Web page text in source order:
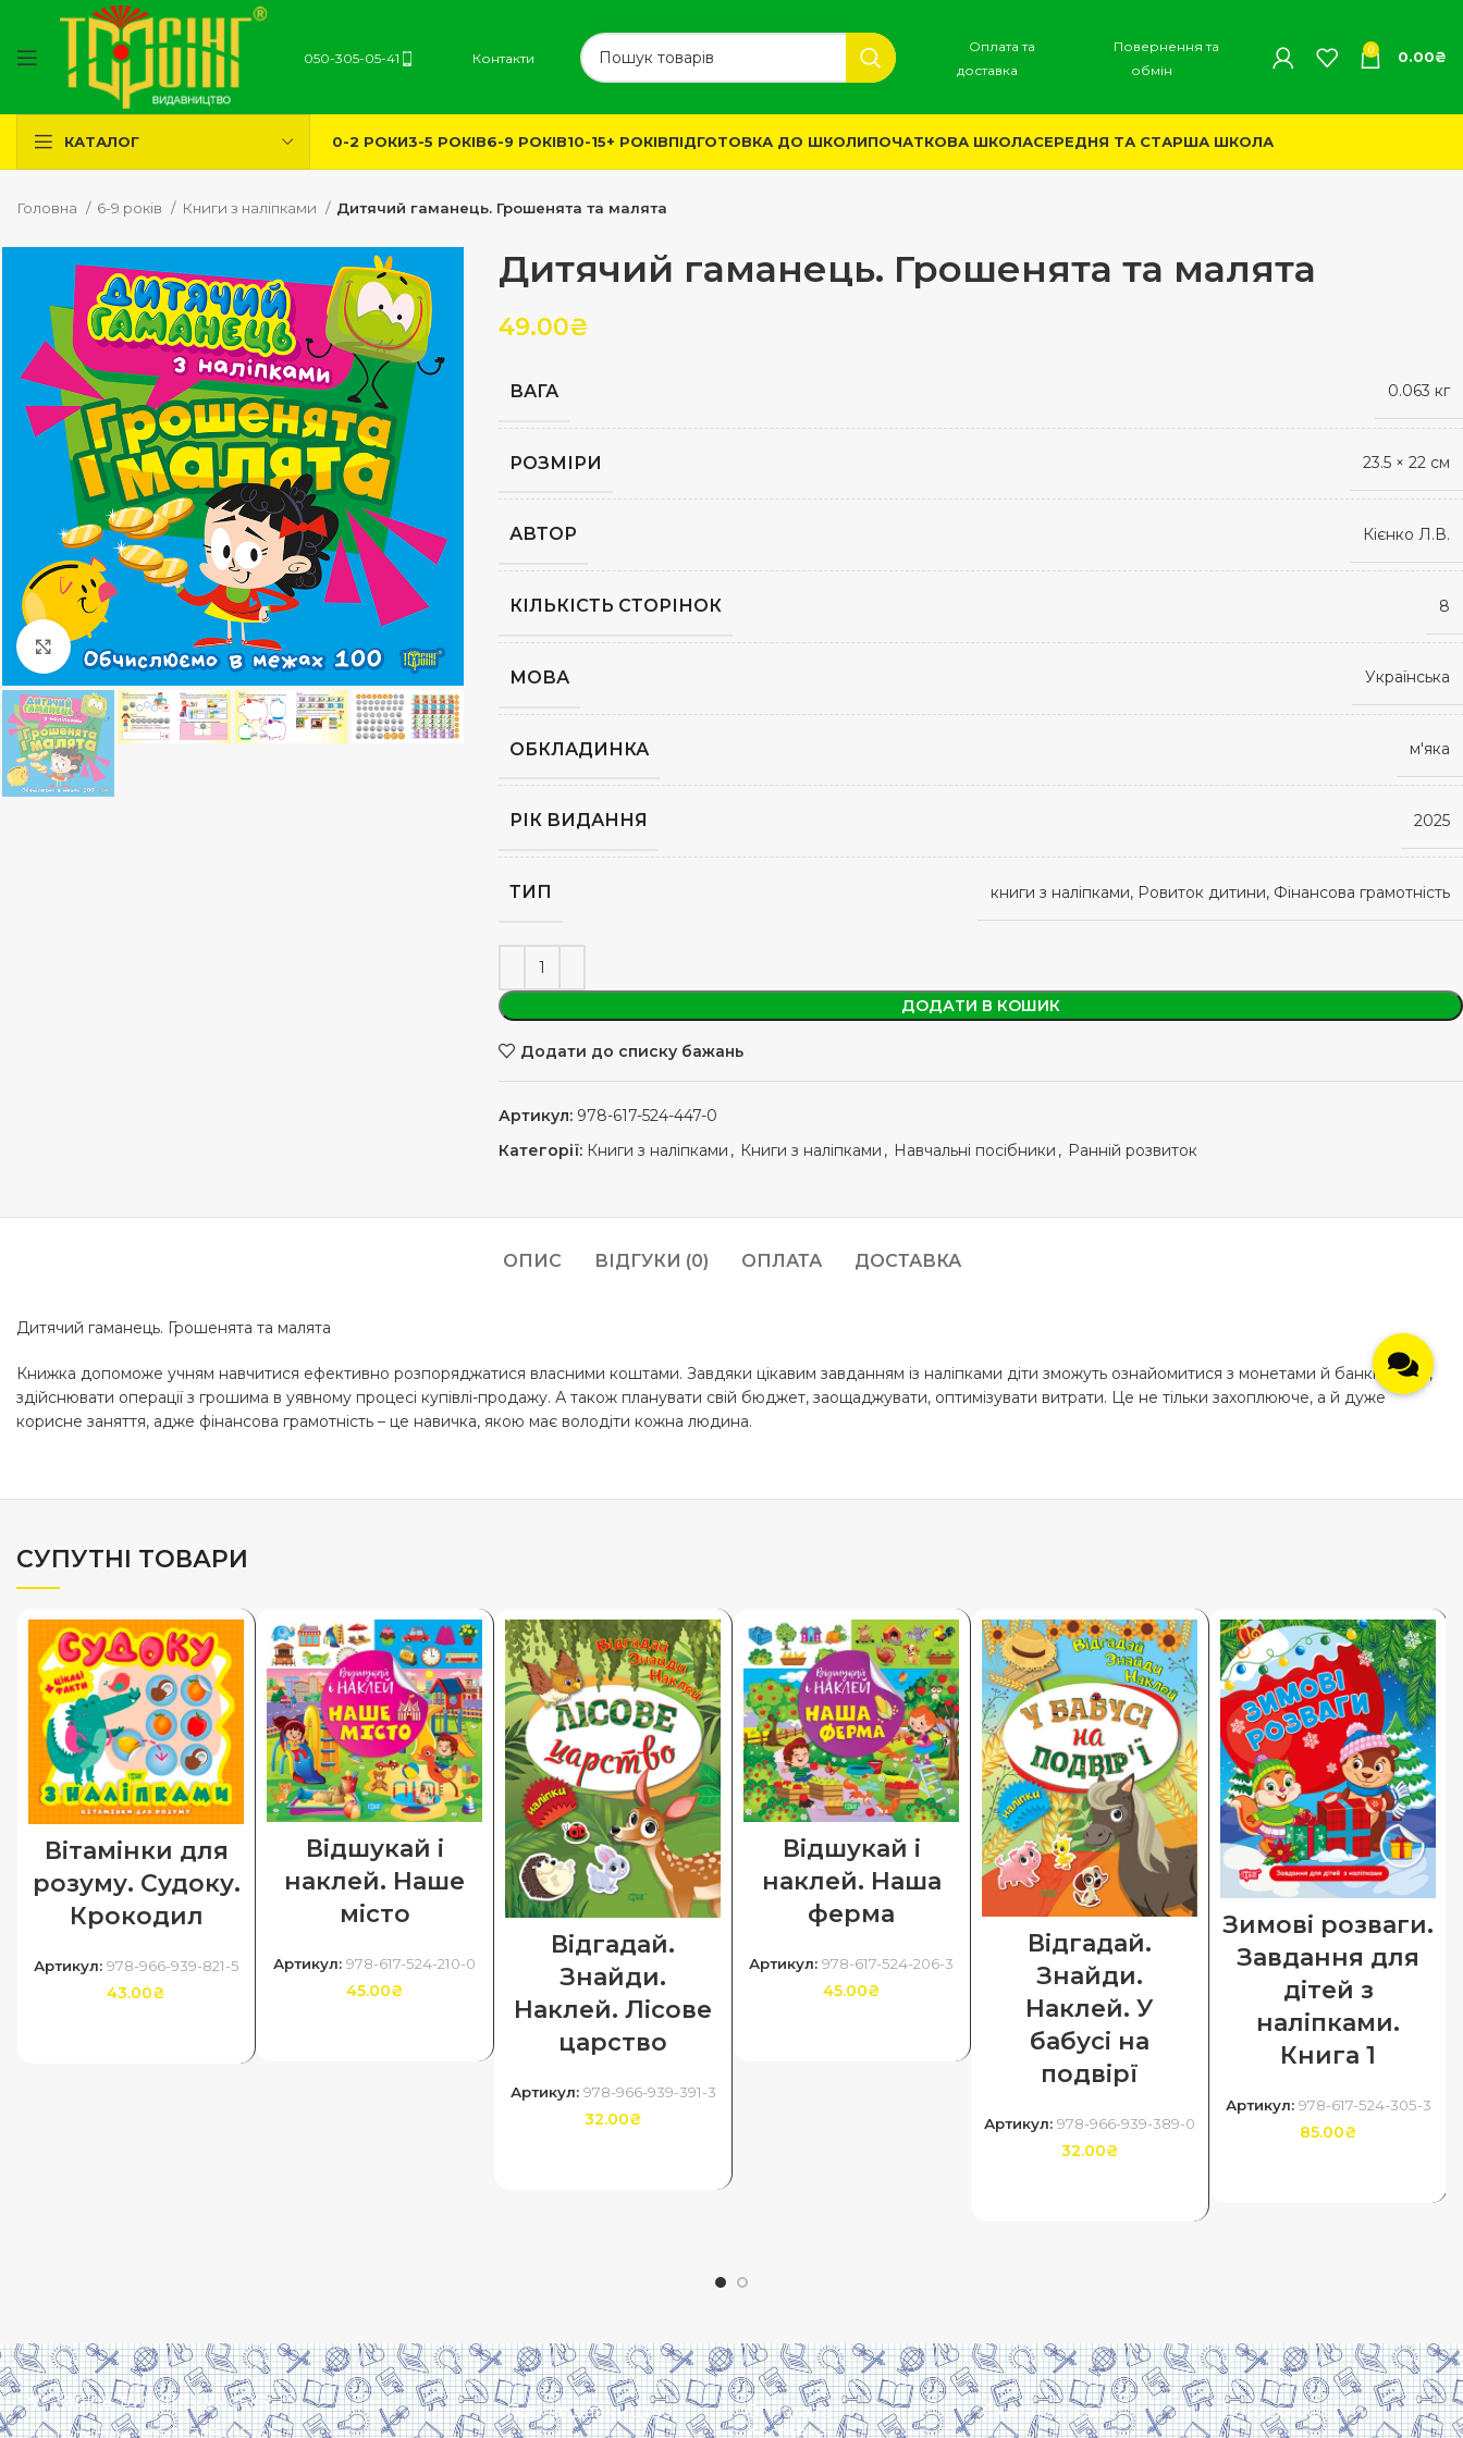
050-305-05-41 Контакти
Оплата та
доставка
Повернення та
обмін
0 0.00₴
КАТАЛОГ 0-2 РОКИ3-5 РОКІВ6-9 РОКІВ10-15+ РОКІВПІДГОТОВКА ДО ШКОЛИПОЧАТКОВА ШКОЛАСЕРЕДНЯ ТА СТАРША ШКОЛА
Головна 6-9 років Книги з наліпками Дитячий гаманець. Грошенята та малята
Клацніть, щоб збільшити
Дитячий гаманець. Грошенята та малята
49.00₴
ВАГА 0.063 кг
РОЗМІРИ 23.5 × 22 см
АВТОР Кієнко Л.В.
КІЛЬКІСТЬ СТОРІНОК 8
МОВА Українська
ОБКЛАДИНКА м'яка
РІК ВИДАННЯ 2025
ТИП книги з наліпками, Ровиток дитини, Фінансова грамотність
ДОДАТИ В КОШИК
Додати до списку бажань
Артикул: 978-617-524-447-0
Категорії: Книги з наліпками , Книги з наліпками , Навчальні посібники , Ранній розвиток
ОПИС ВІДГУКИ (0) ОПЛАТА ДОСТАВКА
Дитячий гаманець. Грошенята та малята
Книжка допоможе учням навчитися ефективно розпоряджатися власними коштами. Завдяки цікавим завданням із наліпками діти зможуть ознайомитися з монетами й банкнотами,
здійснювати операції з грошима в уявному процесі купівлі-продажу. А також планувати свій бюджет, заощаджувати, оптимізувати витрати. Це не тільки захоплююче, а й дуже
корисне заняття, адже фінансова грамотність – це навичка, якою має володіти кожна людина.
СУПУТНІ ТОВАРИ
Вітамінки для
розуму. Судоку.
Крокодил
Артикул: 978-966-939-821-5
43.00₴
Відшукай і
наклей. Наше
місто
Артикул: 978-617-524-210-0
45.00₴
Відгадай.
Знайди.
Наклей. Лісове
царство
Артикул: 978-966-939-391-3
32.00₴
Відшукай і
наклей. Наша
ферма
Артикул: 978-617-524-206-3
45.00₴
Відгадай.
Знайди.
Наклей. У
бабусі на
подвірї
Артикул: 978-966-939-389-0
32.00₴
Зимові розваги.
Завдання для
дітей з
наліпками.
Книга 1
Артикул: 978-617-524-305-3
85.00₴
Харків, вулиця Сумська, 13
Про видавництво
Оплата та
доставка
Скачати прайс Договір оферти